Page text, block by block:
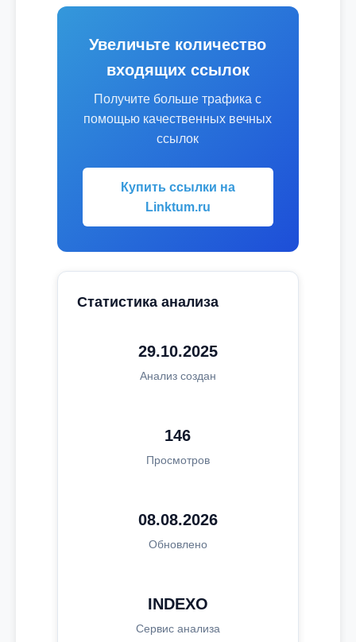
Увеличьте количество
входящих ссылок
Получите больше трафика с
помощью качественных вечных
ссылок
Купить ссылки на
Linktum.ru
Статистика анализа
29.10.2025
Анализ создан
146
Просмотров
08.08.2026
Обновлено
INDEXO
Сервис анализа